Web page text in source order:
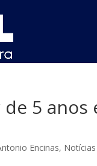
5
Encinas, Notícias